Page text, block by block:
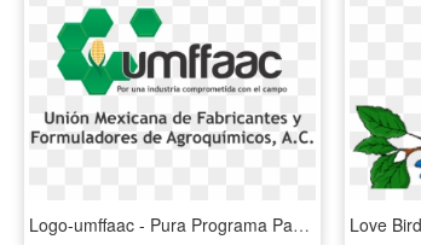
Logo-umffaac - Pura Programa Para El Uso Responsable De Agroquimicos, HD Png Download